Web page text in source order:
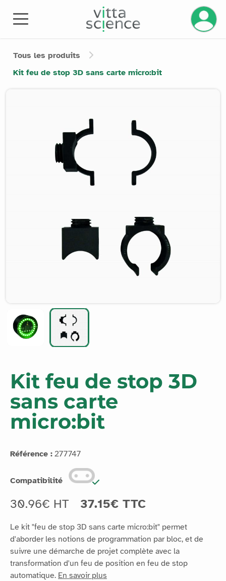
Gérez
Tous les produits
Kit feu de stop 3D sans carte micro:bit
Kit feu de stop 3D
sans carte
micro:bit
Référence : 277747
Compatibilité
30.96€ HT 37.15€ TTC
Le kit "feu de stop 3D sans carte micro:bit" permet
d'aborder les notions de programmation par bloc, et de
suivre une démarche de projet complète avec la
transformation d'un feu de position en feu de stop
automatique. En savoir plus